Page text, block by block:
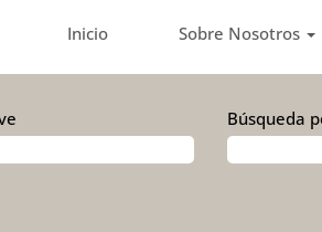
Inicio Sobre Nosotros
Búsqueda